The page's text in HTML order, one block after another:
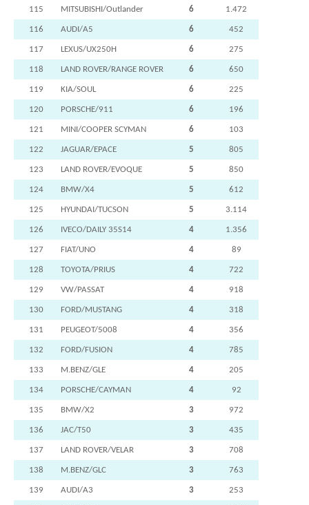
115 MITSUBISHI/Outlander 6 1.472
116 AUDI/A5 6 452
117 LEXUS/UX250H 6 275
118 LAND ROVER/RANGE ROVER 6 650
119 KIA/SOUL 6 225
120 PORSCHE/911 6 196
121 MINI/COOPER SCYMAN 6 103
122 JAGUAR/EPACE 5 805
123 LAND ROVER/EVOQUE 5 850
124 BMW/X4 5 612
125 HYUNDAI/TUCSON 5 3.114
126 IVECO/DAILY 35S14 4 1.356
127 FIAT/UNO 4 89
128 TOYOTA/PRIUS 4 722
129 VW/PASSAT 4 918
130 FORD/MUSTANG 4 318
131 PEUGEOT/5008 4 356
132 FORD/FUSION 4 785
133 M.BENZ/GLE 4 205
134 PORSCHE/CAYMAN 4 92
135 BMW/X2 3 972
136 JAC/T50 3 435
137 LAND ROVER/VELAR 3 708
138 M.BENZ/GLC 3 763
139 AUDI/A3 3 253